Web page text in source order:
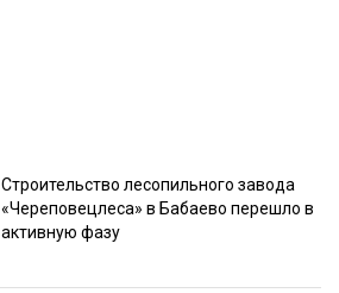
Строительство лесопильного завода
«Череповецлеса» в Бабаево перешло в
активную фазу